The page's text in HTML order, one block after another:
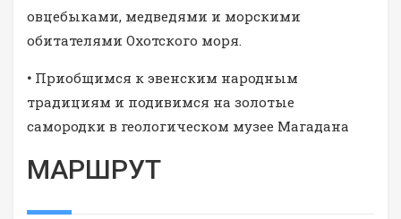
овцебыками, медведями и морскими
обитателями Охотского моря.
• Приобщимся к эвенским народным
традициям и подивимся на золотые
самородки в геологическом музее Магадана
МАРШРУТ